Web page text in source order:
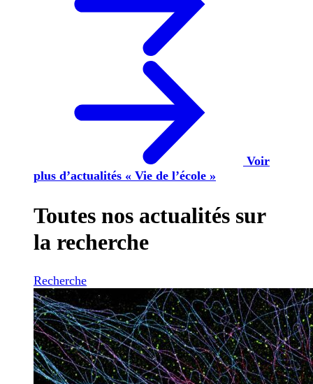
Voir
plus d’actualités « Vie de l’école »
Toutes nos actualités sur
la recherche
Recherche